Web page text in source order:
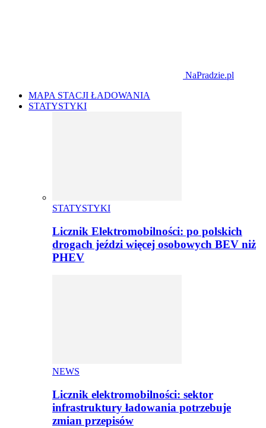
NaPradzie.pl
MAPA STACJI ŁADOWANIA
STATYSTYKI
STATYSTYKI
Licznik Elektromobilności: po polskich
drogach jeździ więcej osobowych BEV niż
PHEV
NEWS
Licznik elektromobilności: sektor
infrastruktury ładowania potrzebuje
zmian przepisów